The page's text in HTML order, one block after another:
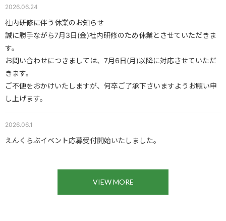
2026.06.24
社内研修に伴う休業のお知らせ
誠に勝手ながら7月3日(金)社内研修のため休業とさせていただきま
す。
お問い合わせにつきましては、7月6日(月)以降に対応させていただ
きます。
ご不便をおかけいたしますが、何卒ご了承下さいますようお願い申
し上げます。
2026.06.1
えんくらぶイベント応募受付開始いたしました。
VIEW MORE